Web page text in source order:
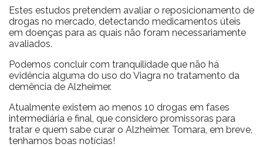
Estes estudos pretendem avaliar o reposicionamento de
drogas no mercado, detectando medicamentos úteis
em doenças para as quais não foram necessariamente
avaliados.
Podemos concluir com tranquilidade que não há
evidência alguma do uso do Viagra no tratamento da
demência de Alzheimer.
Atualmente existem ao menos 10 drogas em fases
intermediária e final, que considero promissoras para
tratar e quem sabe curar o Alzheimer. Tomara, em breve,
tenhamos boas notícias!